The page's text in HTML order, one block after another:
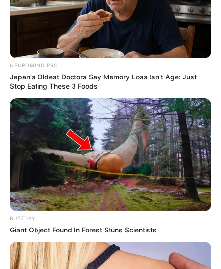
Baca juga:Kisah Hidup Ip Man, Mengajar Wing Chun
Sampai Akhir Hayat
Kera lebih cerdas dan suka menyendiri, sedangkan
monyet suka berkelompok
Ciri-ciri fisik lainnya yang menjadi perbedaan kera dan monyet
selanjutnya adalah bagian ekornya. Ekor monyet lebih panjang
dibandingkan kera.
NEUROMIND PRO
Japan's Oldest Doctors Say Memory Loss Isn't Age: Just
Stop Eating These 3 Foods
BUZZDAY
Giant Object Found In Forest Stuns Scientists